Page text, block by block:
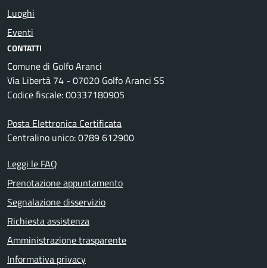
Luoghi
Eventi
CONTATTI
Comune di Golfo Aranci
Via Libertà 74 - 07020 Golfo Aranci SS
Codice fiscale: 00337180905
Posta Elettronica Certificata
Centralino unico: 0789 612900
Leggi le FAQ
Prenotazione appuntamento
Segnalazione disservizio
Richiesta assistenza
Amministrazione trasparente
Informativa privacy